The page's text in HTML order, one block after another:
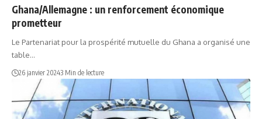
Ghana/Allemagne : un renforcement économique
prometteur
Le Partenariat pour la prospérité mutuelle du Ghana a organisé une
table…
26 janvier 20243 Min de lecture